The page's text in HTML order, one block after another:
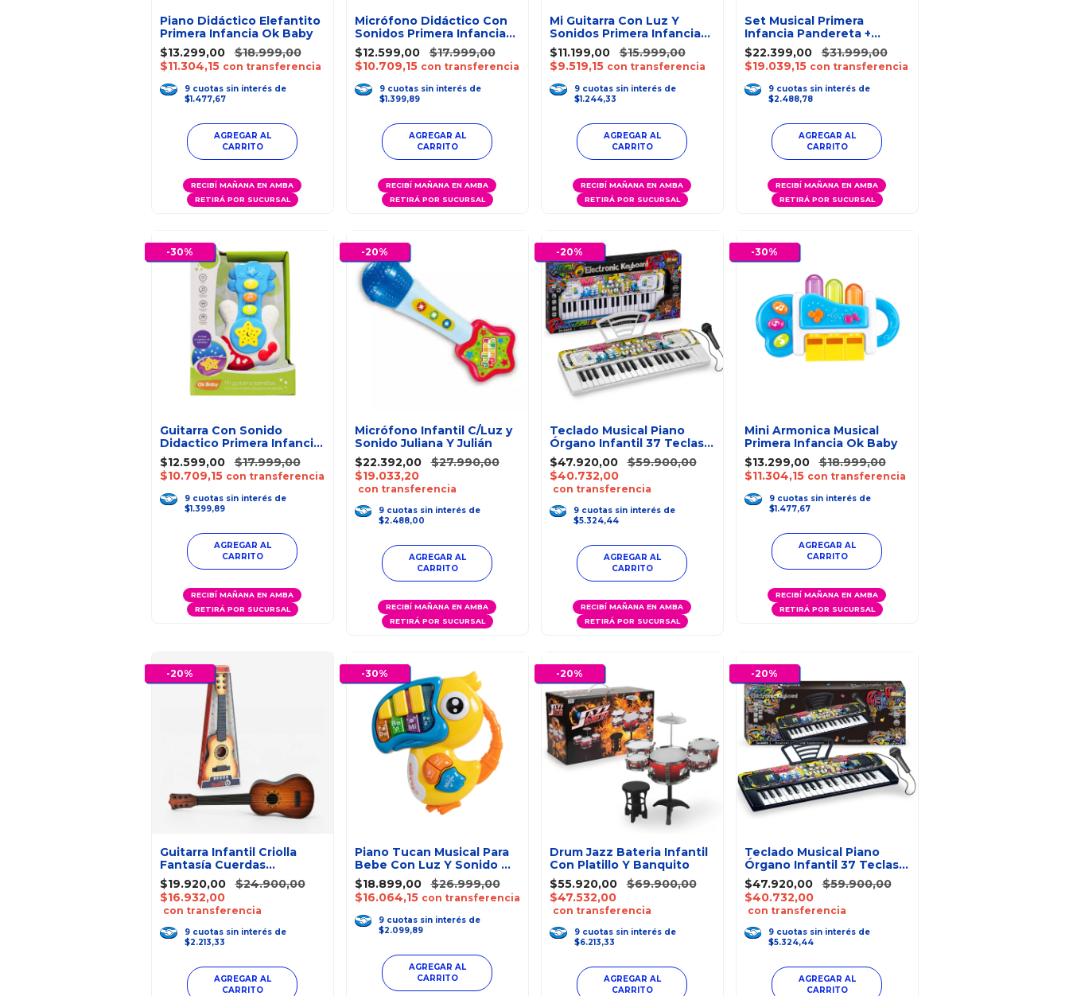
Piano Didáctico Elefantito
Primera Infancia Ok Baby
$13.299,00
$18.999,00
$11.304,15 con transferencia
9 cuotas sin interés de
$1.477,67
RECIBÍ MAÑANA EN AMBA
RETIRÁ POR SUCURSAL
Micrófono Didáctico Con
Sonidos Primera Infancia
Ok Baby
$12.599,00
$17.999,00
$10.709,15 con transferencia
9 cuotas sin interés de
$1.399,89
RECIBÍ MAÑANA EN AMBA
RETIRÁ POR SUCURSAL
Mi Guitarra Con Luz Y
Sonidos Primera Infancia
Ok Baby
$11.199,00
$15.999,00
$9.519,15 con transferencia
9 cuotas sin interés de
$1.244,33
RECIBÍ MAÑANA EN AMBA
RETIRÁ POR SUCURSAL
Set Musical Primera
Infancia Pandereta +
Celular Ok Baby
$22.399,00
$31.999,00
$19.039,15 con transferencia
9 cuotas sin interés de
$2.488,78
RECIBÍ MAÑANA EN AMBA
RETIRÁ POR SUCURSAL
-30%
Guitarra Con Sonido
Didactico Primera Infancia
Ok Baby
$12.599,00
$17.999,00
$10.709,15 con transferencia
9 cuotas sin interés de
$1.399,89
RECIBÍ MAÑANA EN AMBA
RETIRÁ POR SUCURSAL
-20%
Micrófono Infantil C/Luz y
Sonido Juliana Y Julián
$22.392,00
$27.990,00
$19.033,20
con transferencia
9 cuotas sin interés de
$2.488,00
RECIBÍ MAÑANA EN AMBA
RETIRÁ POR SUCURSAL
-20%
Teclado Musical Piano
Órgano Infantil 37 Teclas
Blanco
$47.920,00
$59.900,00
$40.732,00
con transferencia
9 cuotas sin interés de
$5.324,44
RECIBÍ MAÑANA EN AMBA
RETIRÁ POR SUCURSAL
-30%
Mini Armonica Musical
Primera Infancia Ok Baby
$13.299,00
$18.999,00
$11.304,15 con transferencia
9 cuotas sin interés de
$1.477,67
RECIBÍ MAÑANA EN AMBA
RETIRÁ POR SUCURSAL
-20%
Guitarra Infantil Criolla
Fantasía Cuerdas
Metálicas 55Cm
$19.920,00
$24.900,00
$16.932,00
con transferencia
9 cuotas sin interés de
$2.213,33
-30%
Piano Tucan Musical Para
Bebe Con Luz Y Sonido Ok
Baby
$18.899,00
$26.999,00
$16.064,15 con transferencia
9 cuotas sin interés de
$2.099,89
-20%
Drum Jazz Bateria Infantil
Con Platillo Y Banquito
$55.920,00
$69.900,00
$47.532,00
con transferencia
9 cuotas sin interés de
$6.213,33
-20%
Teclado Musical Piano
Órgano Infantil 37 Teclas
Negro
$47.920,00
$59.900,00
$40.732,00
con transferencia
9 cuotas sin interés de
$5.324,44